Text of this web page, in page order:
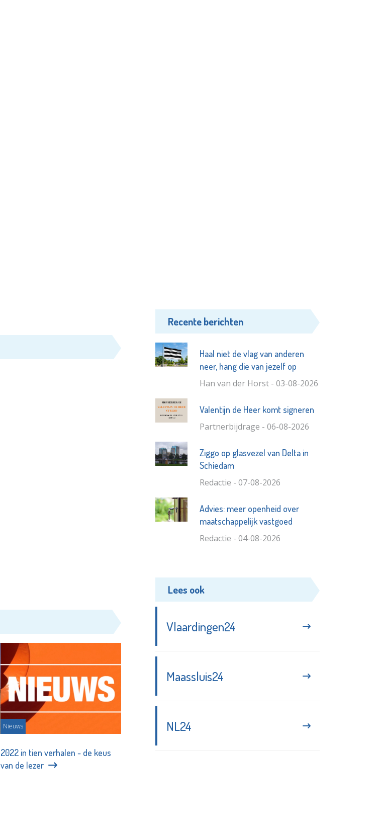
Nieuws
2022 in tien verhalen - de keus
van de lezer
Recente berichten
Haal niet de vlag van anderen
neer, hang die van jezelf op
Han van der Horst - 03-08-2026
Valentijn de Heer komt signeren
Partnerbijdrage - 06-08-2026
Ziggo op glasvezel van Delta in
Schiedam
Redactie - 07-08-2026
Advies: meer openheid over
maatschappelijk vastgoed
Redactie - 04-08-2026
Lees ook
Vlaardingen24
Maassluis24
NL24